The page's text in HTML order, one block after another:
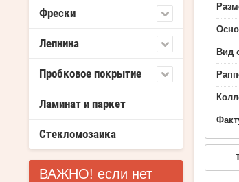
Фрески
Лепнина
Пробковое покрытие
Ламинат и паркет
Стекломозаика
ВАЖНО! если нет
Вид